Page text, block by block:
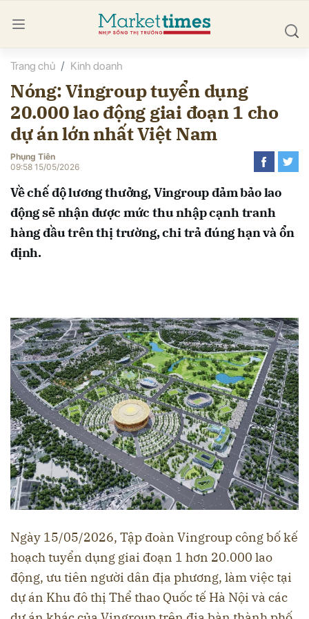
Trang chủ Kinh doanh
Nóng: Vingroup tuyển dụng
20.000 lao động giai đoạn 1 cho
dự án lớn nhất Việt Nam
Phụng Tiên
09:58 15/05/2026
Về chế độ lương thưởng, Vingroup đảm bảo lao
động sẽ nhận được mức thu nhập cạnh tranh
hàng đầu trên thị trường, chi trả đúng hạn và ổn
định.
Ngày 15/05/2026, Tập đoàn Vingroup công bố kế
hoạch tuyển dụng giai đoạn 1 hơn 20.000 lao
động, ưu tiên người dân địa phương, làm việc tại
dự án Khu đô thị Thể thao Quốc tế Hà Nội và các
luận